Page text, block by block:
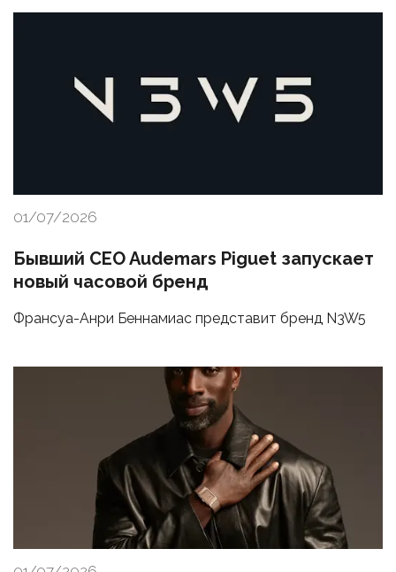
01/07/2026
Бывший CEO Audemars Piguet запускает
новый часовой бренд
Франсуа-Анри Беннамиас представит бренд N3W5